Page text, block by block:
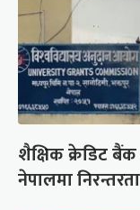
शैक्षिक क्रेडिट
नेपालमा निरन्तरता